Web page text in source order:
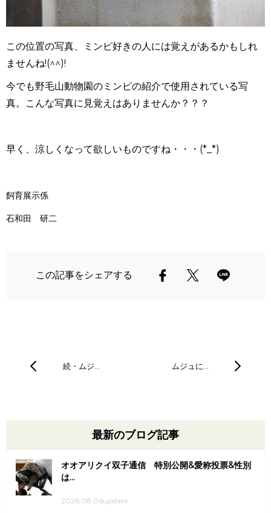
この位置の写真、ミンピ好きの人には覚えがあるかもしれ
ませんね!(^^)!
今でも野毛山動物園のミンピの紹介で使用されている写
真。こんな写真に見覚えはありませんか？？？
早く、涼しくなって欲しいものですね・・・(*_*)
飼育展示係
石和田 研二
この記事をシェアする
続・ムジ… ムジュに…
最新のブログ記事
オオアリクイ双子通信 特別公開&愛称投票&性別
は...
2026.08.06update